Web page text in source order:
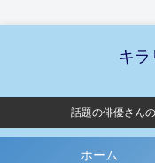
キ
話題の俳優さん
ホーム